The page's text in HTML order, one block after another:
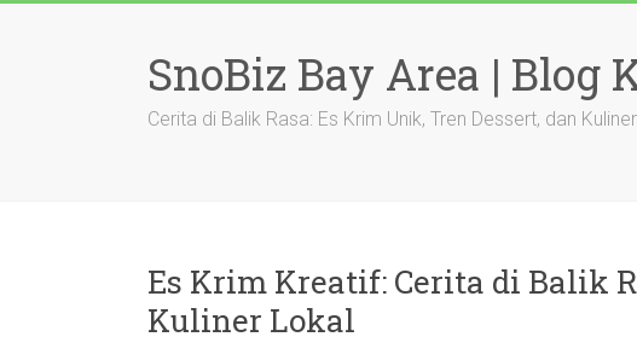
SnoBiz Bay Area |
Cerita di Balik Rasa: Es Krim Unik, Tren Dessert, dan
Es Krim Kreatif: Cerita di Balik
Kuliner Lokal